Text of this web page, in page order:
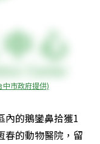
中市政府提供)
內的鵝鑾鼻拾獲1
春的動物醫院，留